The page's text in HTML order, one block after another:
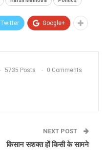
Twitter Google+
5735 Posts 0 Comments
NEXT POST
किसान सशक्त हों किसी के सामने